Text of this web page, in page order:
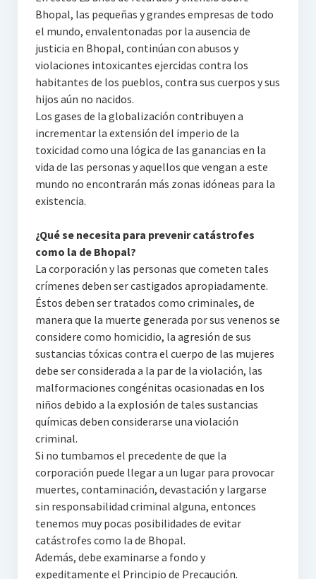
Bhopal, las pequeñas y grandes empresas de todo
el mundo, envalentonadas por la ausencia de
justicia en Bhopal, continúan con abusos y
violaciones intoxicantes ejercidas contra los
habitantes de los pueblos, contra sus cuerpos y sus
hijos aún no nacidos.
Los gases de la globalización contribuyen a
incrementar la extensión del imperio de la
toxicidad como una lógica de las ganancias en la
vida de las personas y aquellos que vengan a este
mundo no encontrarán más zonas idóneas para la
existencia.
¿Qué se necesita para prevenir catástrofes
como la de Bhopal?
La corporación y las personas que cometen tales
crímenes deben ser castigados apropiadamente.
Éstos deben ser tratados como criminales, de
manera que la muerte generada por sus venenos se
considere como homicidio, la agresión de sus
sustancias tóxicas contra el cuerpo de las mujeres
debe ser considerada a la par de la violación, las
malformaciones congénitas ocasionadas en los
niños debido a la explosión de tales sustancias
químicas deben considerarse una violación
criminal.
Si no tumbamos el precedente de que la
corporación puede llegar a un lugar para provocar
muertes, contaminación, devastación y largarse
sin responsabilidad criminal alguna, entonces
tenemos muy pocas posibilidades de evitar
catástrofes como la de Bhopal.
Además, debe examinarse a fondo y
expeditamente el Principio de Precaución.